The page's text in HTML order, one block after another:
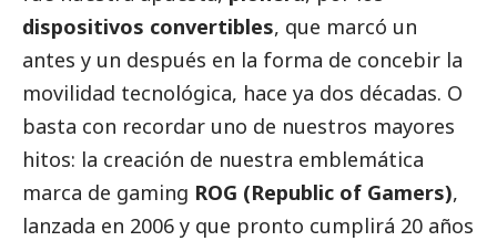
dispositivos convertibles, que marcó un
antes y un después en la forma de concebir la
movilidad tecnológica, hace ya dos décadas. O
basta con recordar uno de nuestros mayores
hitos: la creación de nuestra emblemática
marca de gaming ROG (Republic of Gamers),
lanzada en 2006 y que pronto cumplirá 20 años